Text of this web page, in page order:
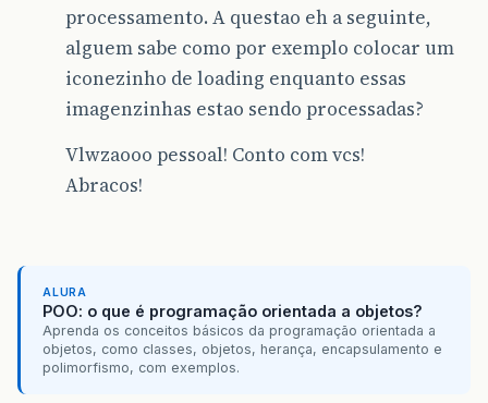
processamento. A questao eh a seguinte,
alguem sabe como por exemplo colocar um
iconezinho de loading enquanto essas
imagenzinhas estao sendo processadas?
Vlwzaooo pessoal! Conto com vcs!
Abracos!
ALURA
POO: o que é programação orientada a objetos?
Aprenda os conceitos básicos da programação orientada a
objetos, como classes, objetos, herança, encapsulamento e
polimorfismo, com exemplos.